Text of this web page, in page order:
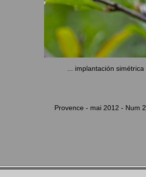
... implantación
Provence - mai 2012 - Num